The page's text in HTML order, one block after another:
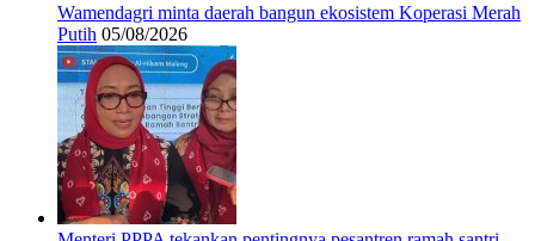
Wamendagri minta daerah bangun ekosistem Koperasi Merah
Putih 05/08/2026